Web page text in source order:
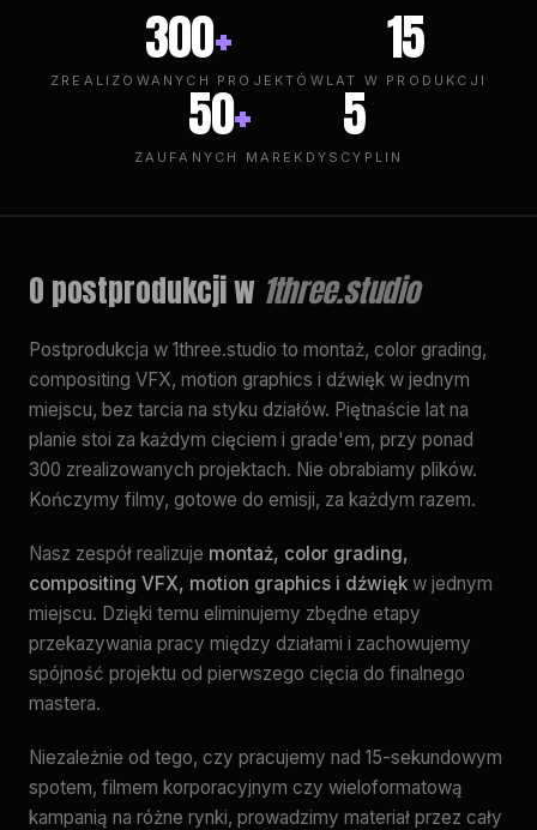
300+
ZREALIZOWANYCH PROJEKTÓW
15
LAT W PRODUKCJI
50+
ZAUFANYCH MAREK
5
DYSCYPLIN
O postprodukcji w 1three.studio
Postprodukcja w 1three.studio to montaż, color grading,
compositing VFX, motion graphics i dźwięk w jednym
miejscu, bez tarcia na styku działów. Piętnaście lat na
planie stoi za każdym cięciem i grade'em, przy ponad
300 zrealizowanych projektach. Nie obrabiamy plików.
Kończymy filmy, gotowe do emisji, za każdym razem.
Nasz zespół realizuje montaż, color grading,
compositing VFX, motion graphics i dźwięk w jednym
miejscu. Dzięki temu eliminujemy zbędne etapy
przekazywania pracy między działami i zachowujemy
spójność projektu od pierwszego cięcia do finalnego
mastera.
Niezależnie od tego, czy pracujemy nad 15-sekundowym
spotem, filmem korporacyjnym czy wieloformatową
kampanią na różne rynki, prowadzimy materiał przez cały